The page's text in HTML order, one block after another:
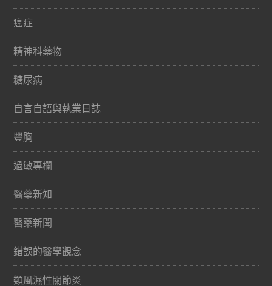
癌症
精神科藥物
糖尿病
自言自語與執業日誌
豐胸
過敏專欄
醫藥新知
醫藥新聞
錯誤的醫學觀念
類風濕性關節炎